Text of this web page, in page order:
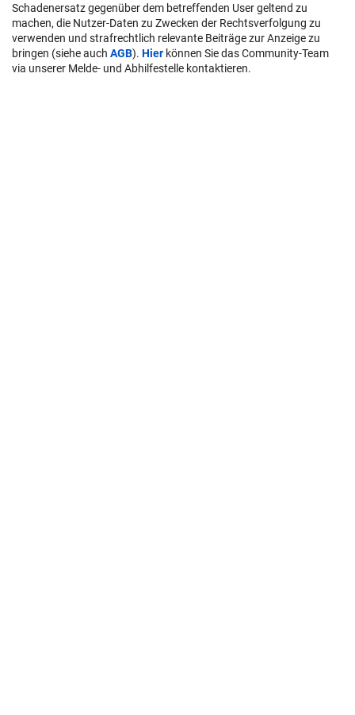
Schadenersatz gegenüber dem betreffenden User geltend zu
machen, die Nutzer-Daten zu Zwecken der Rechtsverfolgung zu
verwenden und strafrechtlich relevante Beiträge zur Anzeige zu
bringen (siehe auch AGB). Hier können Sie das Community-Team
via unserer Melde- und Abhilfestelle kontaktieren.